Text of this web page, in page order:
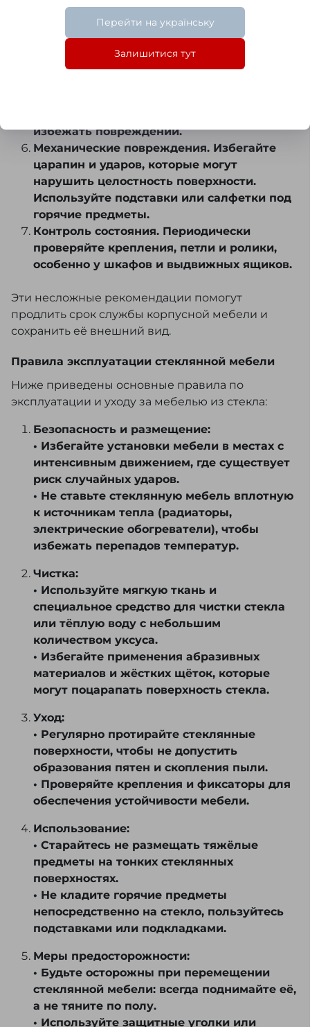
влаги, поскольку это может вызвать
разбухание и деформацию. Сразу
вытирайте пролитые жидкости.
избежать повреждений.
Механические повреждения. Избегайте
царапин и ударов, которые могут
нарушить целостность поверхности.
Используйте подставки или салфетки под
горячие предметы.
Контроль состояния. Периодически
проверяйте крепления, петли и ролики,
особенно у шкафов и выдвижных ящиков.
Эти несложные рекомендации помогут
продлить срок службы корпусной мебели и
сохранить её внешний вид.
Правила эксплуатации стеклянной мебели
Ниже приведены основные правила по
эксплуатации и уходу за мебелью из стекла:
Безопасность и размещение:
• Избегайте установки мебели в местах с
интенсивным движением, где существует
риск случайных ударов.
• Не ставьте стеклянную мебель вплотную
к источникам тепла (радиаторы,
электрические обогреватели), чтобы
избежать перепадов температур.
Чистка:
• Используйте мягкую ткань и
специальное средство для чистки стекла
или тёплую воду с небольшим
количеством уксуса.
• Избегайте применения абразивных
материалов и жёстких щёток, которые
могут поцарапать поверхность стекла.
Уход:
• Регулярно протирайте стеклянные
поверхности, чтобы не допустить
образования пятен и скопления пыли.
• Проверяйте крепления и фиксаторы для
обеспечения устойчивости мебели.
Использование:
• Старайтесь не размещать тяжёлые
предметы на тонких стеклянных
поверхностях.
• Не кладите горячие предметы
непосредственно на стекло, пользуйтесь
подставками или подкладками.
Меры предосторожности:
• Будьте осторожны при перемещении
стеклянной мебели: всегда поднимайте её,
а не тяните по полу.
• Используйте защитные уголки или
Перейти на українську
Залишитися тут